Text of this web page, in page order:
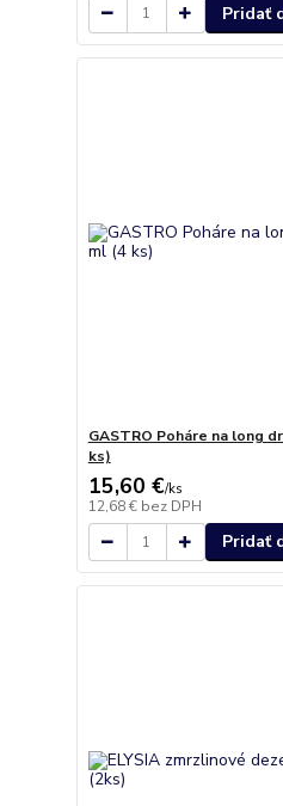
Pridať
GASTRO Poháre na long
ks)
15,60 €/ks
12,68 € bez DPH
Pridať